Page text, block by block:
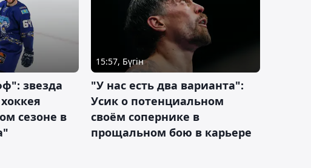
звезда
сезоне в
15:57, Бүгін
"У нас есть два варианта":
Усик о потенциальном
своём сопернике в
прощальном бою в карьере